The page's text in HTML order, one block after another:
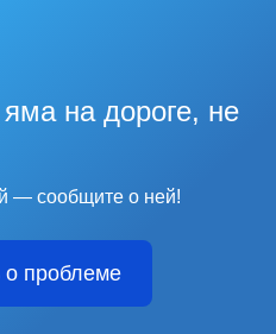
на дороге, не
— сообщите о ней!
проблеме